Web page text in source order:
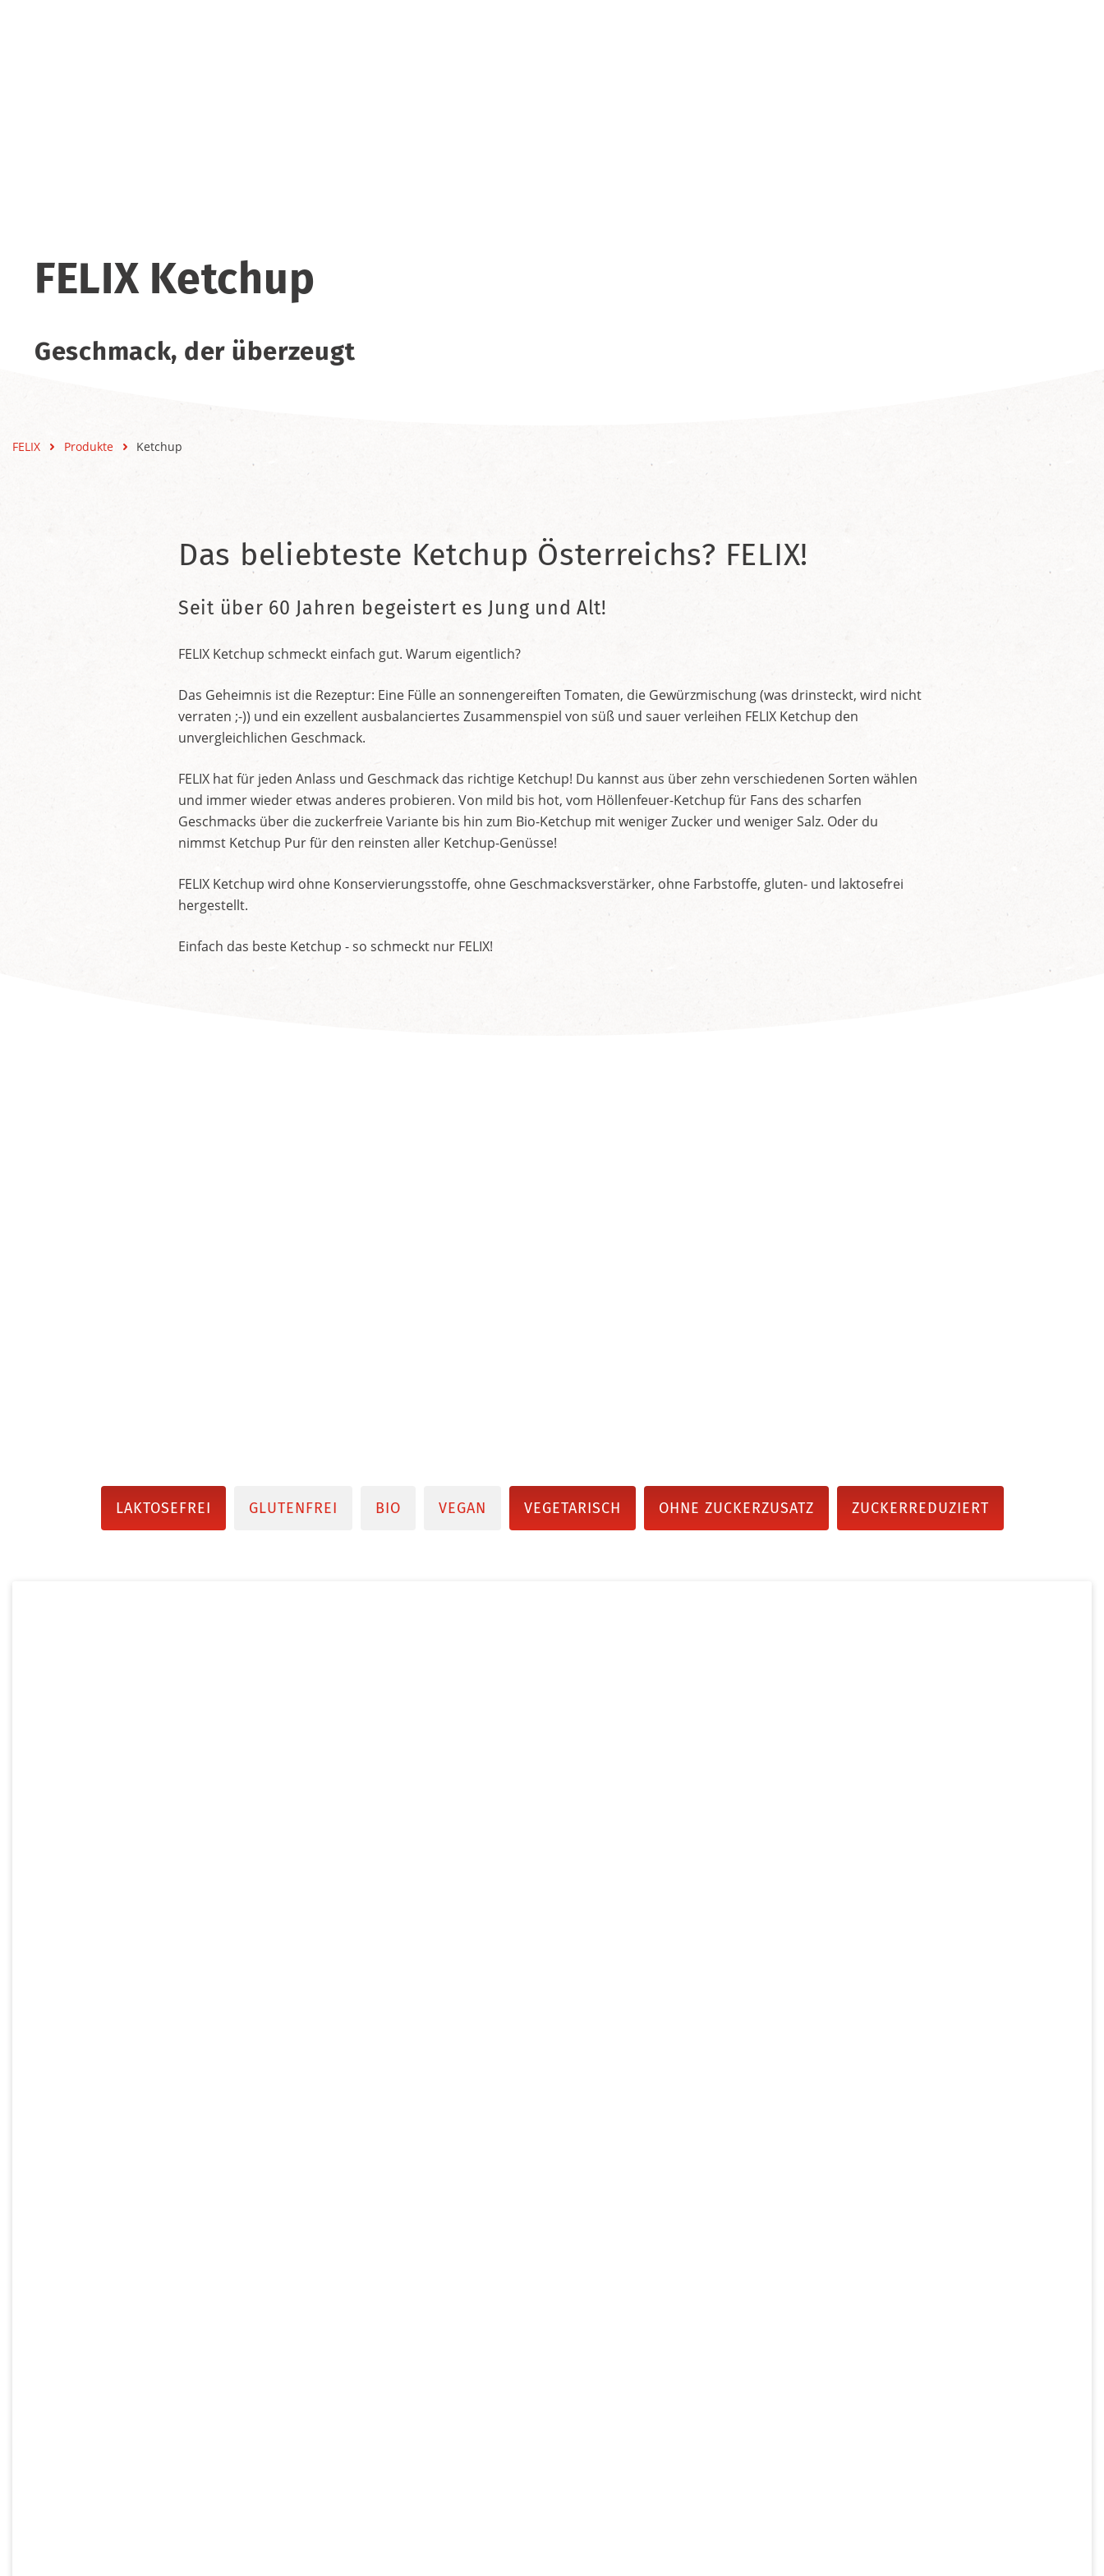
FELIX Ketchup
Geschmack, der überzeugt
FELIX Produkte Ketchup
Das beliebteste Ketchup Österreichs? FELIX!
Seit über 60 Jahren begeistert es Jung und Alt!
FELIX Ketchup schmeckt einfach gut. Warum eigentlich?
Das Geheimnis ist die Rezeptur: Eine Fülle an sonnengereiften Tomaten, die Gewürzmischung (was drinsteckt, wird nicht
verraten ;-)) und ein exzellent ausbalanciertes Zusammenspiel von süß und sauer verleihen FELIX Ketchup den
unvergleichlichen Geschmack.
FELIX hat für jeden Anlass und Geschmack das richtige Ketchup! Du kannst aus über zehn verschiedenen Sorten wählen
und immer wieder etwas anderes probieren. Von mild bis hot, vom Höllenfeuer-Ketchup für Fans des scharfen
Geschmacks über die zuckerfreie Variante bis hin zum Bio-Ketchup mit weniger Zucker und weniger Salz. Oder du
nimmst Ketchup Pur für den reinsten aller Ketchup-Genüsse!
FELIX Ketchup wird ohne Konservierungsstoffe, ohne Geschmacksverstärker, ohne Farbstoffe, gluten- und laktosefrei
hergestellt.
Einfach das beste Ketchup - so schmeckt nur FELIX!
LAKTOSEFREI GLUTENFREI BIO VEGAN VEGETARISCH OHNE ZUCKERZUSATZ ZUCKERREDUZIERT